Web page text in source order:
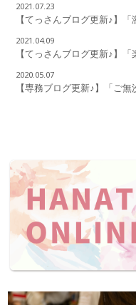
2021.07.23
【てっさんブログ更新♪】
2021.04.09
【てっさんブログ更新♪】
2020.05.07
【専務ブログ更新♪】「ご